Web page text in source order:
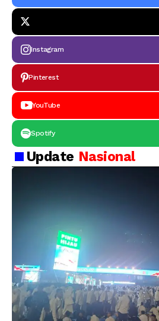
Instagram
Pinterest
YouTube
Spotify
Update Nasional